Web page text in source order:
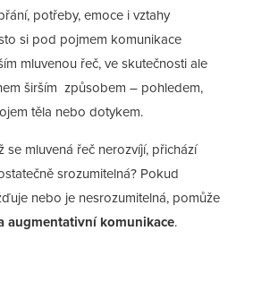
potřeby, emoce i vztahy
si pod pojmem komunikace
mluvenou řeč, ve skutečnosti ale
širším způsobem – pohledem,
těla nebo dotykem.
se mluvená řeč nerozvíjí, přichází
srozumitelná? Pokud
nebo je nesrozumitelná, pomůže
augmentativní komunikace.